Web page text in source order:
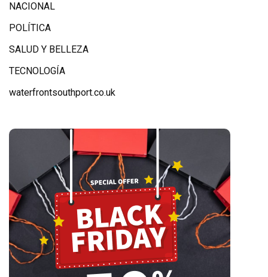
NACIONAL
POLÍTICA
SALUD Y BELLEZA
TECNOLOGÍA
waterfrontsouthport.co.uk